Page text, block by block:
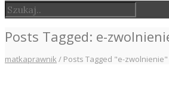
Posts Tagged: e-
matkaprawnik / Posts Tagged "e-zwolnienie"